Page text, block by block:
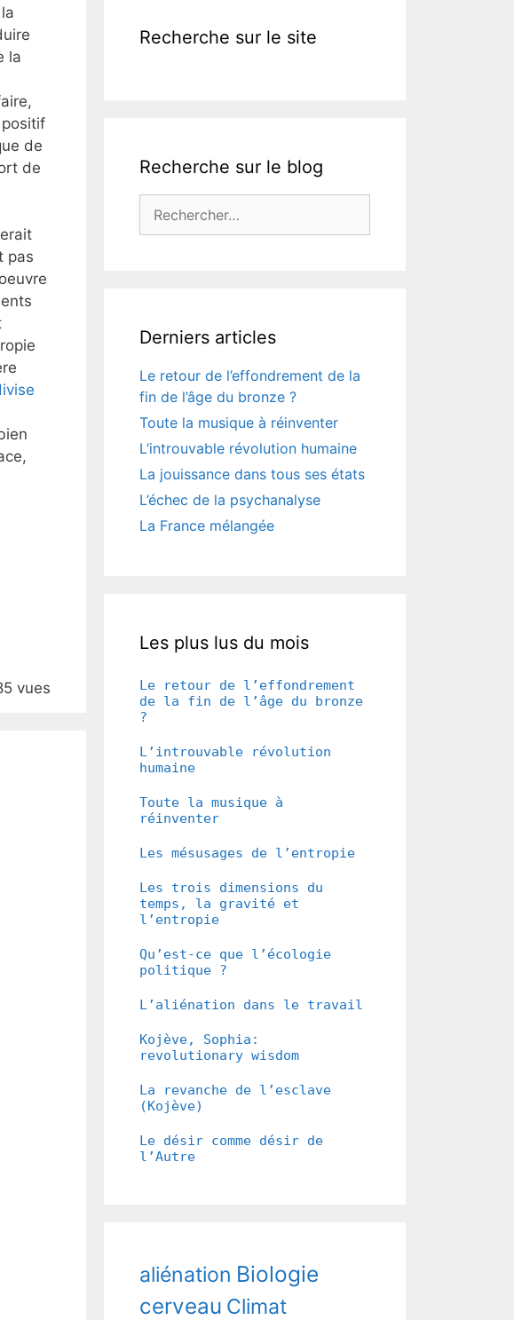
la
de
de
pas
vues
Recherche sur le site
Recherche sur le blog
Derniers articles
Le retour de l’effondrement de la
fin de l’âge du bronze ?
Toute la musique à réinventer
L’introuvable révolution humaine
La jouissance dans tous ses états
L’échec de la psychanalyse
La France mélangée
Les plus lus du mois
Le retour de l’effondrement
de la fin de l’âge du bronze
?
L’introuvable révolution
humaine
Toute la musique à
réinventer
Les mésusages de l’entropie
Les trois dimensions du
temps, la gravité et
l’entropie
Qu’est-ce que l’écologie
politique ?
L’aliénation dans le travail
Kojève, Sophia:
revolutionary wisdom
La revanche de l’esclave
(Kojève)
Le désir comme désir de
l’Autre
aliénation Biologie
cerveau Climat